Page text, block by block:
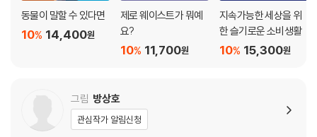
동물이 말할 수 있다면
14,400원
10%
제로 웨이스트가 뭐예
요?
11,700원
10%
지속가능한 세상을 위
한 슬기로운 소비생활
15,300원
10%
그림 방상호
관심작가 알림신청